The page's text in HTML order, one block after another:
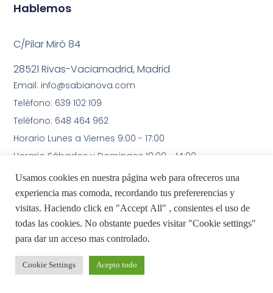
Aviso Legal
Política de Privacidad
Enlaces Rápidos
Home
Sobre Nosotros
Método educativo
Ideario
Hablemos
C/Pilar Miró 84
28521 Rivas-Vaciamadrid, Madrid
Email: info@sabianova.com
Teléfono: 639 102 109
Teléfono: 648 464 962
Horario Lunes a Viernes 9:00 - 17:00
Horario Sábados y Domingos 10:00 - 14:00
Usamos cookies en nuestra página web para ofreceros una
experiencia mas comoda, recordando tus prefererencias y
visitas. Haciendo click en "Accept All" , consientes el uso de
todas las cookies. No obstante puedes visitar "Cookie settings"
para dar un acceso mas controlado.
Cookie Settings Acepto todo